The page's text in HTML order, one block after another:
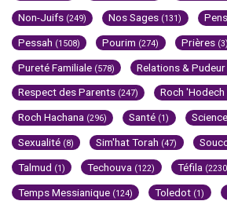
Non-Juifs (249) Nos Sages (131)
Pessah (1508) Pourim (274) Prières (3)
Pureté Familiale (578) Relations & Pudeur
Respect des Parents (247) Roch 'Hodech
Roch Hachana (296) Santé (1)
Sexualité (8) Sim'hat Torah (47)
Talmud (1) Techouva (122) Téfila
Temps Messianique (124) Toledot (1)